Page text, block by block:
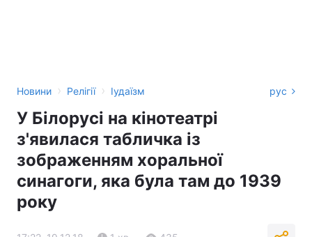
Новини › Релігії › Іудаїзм рус
У Білорусі на кінотеатрі
з'явилася табличка із
зображенням хоральної
синагоги, яка була там до 1939
року